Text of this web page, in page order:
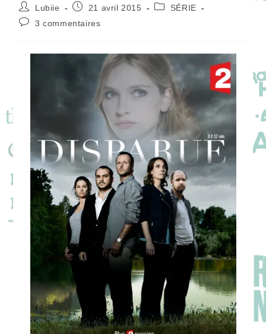
Auteur/autrice
de
la
Lubiie
Publication
21 avril 2015
PostSÉRIE
Commentaires
publication :
3 commentaires